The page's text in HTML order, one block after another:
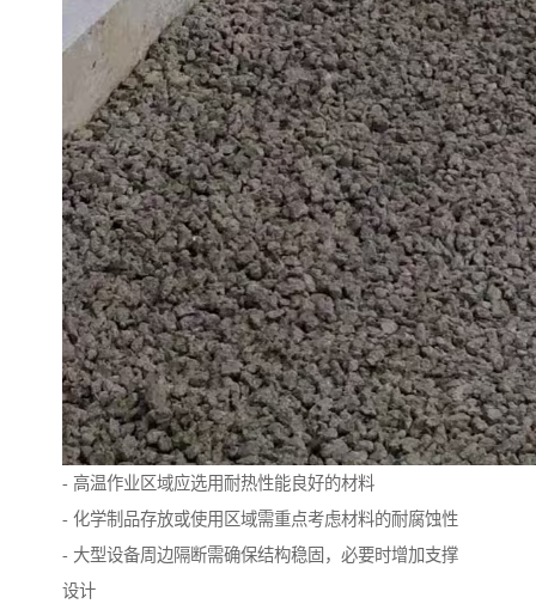
- 高温作业区域应选用耐热性能良好的材料
- 化学制品存放或使用区域需重点考虑材料的耐腐蚀性
- 大型设备周边隔断需确保结构稳固，必要时增加支撑
设计